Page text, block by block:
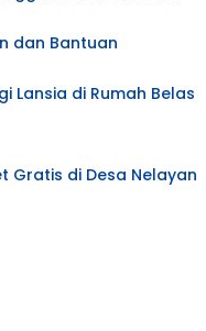
dan Bantuan
Lansia di Rumah Belas
Gratis di Desa Nelayan